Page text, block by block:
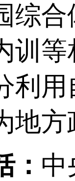
综
训
利
地
： 中